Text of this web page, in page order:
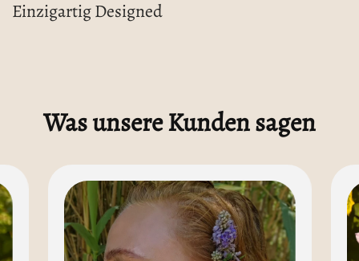
Einzigartig Designed
Was unsere Kunden sagen